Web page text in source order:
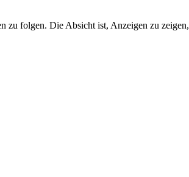
zu folgen. Die Absicht ist, Anzeigen zu